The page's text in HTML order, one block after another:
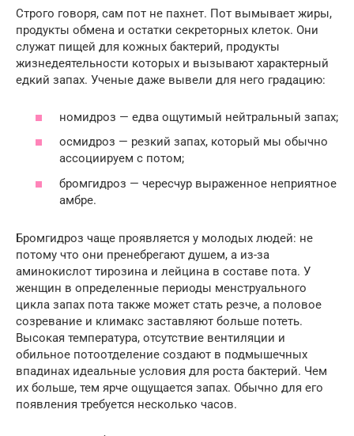
Строго говоря, сам пот не пахнет. Пот вымывает жиры,
продукты обмена и остатки секреторных клеток. Они
служат пищей для кожных бактерий, продукты
жизнедеятельности которых и вызывают характерный
едкий запах. Ученые даже вывели для него градацию:
номидроз — едва ощутимый нейтральный запах;
осмидроз — резкий запах, который мы обычно
ассоциируем с потом;
бромгидроз — чересчур выраженное неприятное
амбре.
Бромгидроз чаще проявляется у молодых людей: не
потому что они пренебрегают душем, а из-за
аминокислот тирозина и лейцина в составе пота. У
женщин в определенные периоды менструального
цикла запах пота также может стать резче, а половое
созревание и климакс заставляют больше потеть.
Высокая температура, отсутствие вентиляции и
обильное потоотделение создают в подмышечных
впадинах идеальные условия для роста бактерий. Чем
их больше, тем ярче ощущается запах. Обычно для его
появления требуется несколько часов.